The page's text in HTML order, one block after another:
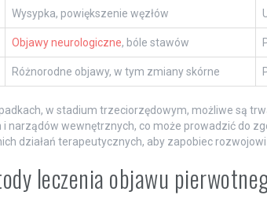
Wysypka, powiększenie węzłów
Objawy neurologiczne, bóle stawów
Różnorodne objawy, w tym zmiany skórne
w stadium trzeciorzędowym, możliwe są
i narządów wewnętrznych, co może prowadzić do
działań terapeutycznych, aby zapobiec
leczenia objawu